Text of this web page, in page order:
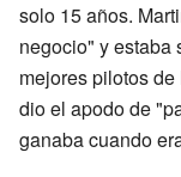
solo 15 años.
negocio" y estaba
mejores pilotos
dio el apodo de
ganaba cuando